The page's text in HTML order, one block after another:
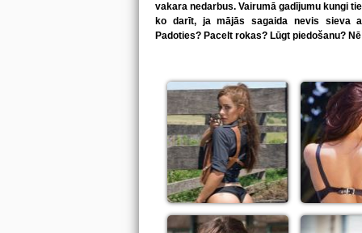
vakara nedarbus. Vairumā gadījumu kungi
ko darīt, ja mājās sagaida nevis sieva
Padoties? Pacelt rokas? Lūgt piedošanu?